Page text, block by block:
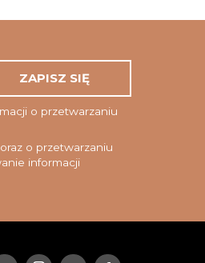
o przetwarzaniu
o przetwarzaniu
informacji